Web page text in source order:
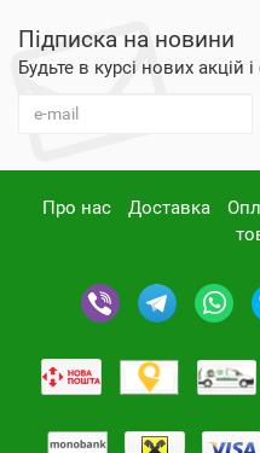
Підписка на новини
Будьте в курсі нових акцій
Про нас Доставка